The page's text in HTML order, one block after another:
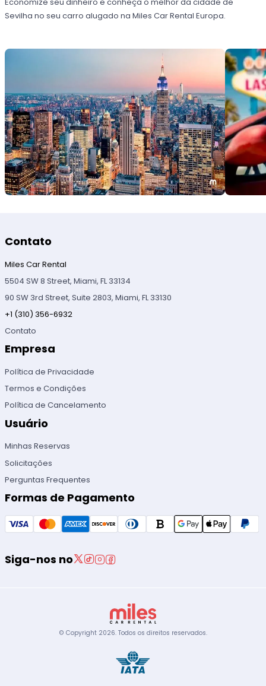
Sevilha no seu carro alugado na Miles Car Rental Europa.
Contato
Miles Car Rental
5504 SW 8 Street, Miami, FL 33134
90 SW 3rd Street, Suite 2803, Miami, FL 33130
+1 (310) 356-6932
Contato
Empresa
Política de Privacidade
Termos e Condições
Política de Cancelamento
Usuário
Minhas Reservas
Solicitações
Perguntas Frequentes
Formas de Pagamento
Siga-nos no
© Copyright 2026. Todos os direitos reservados.